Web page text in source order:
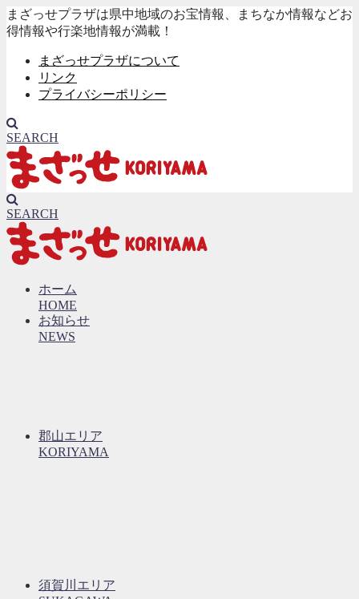
まざっせプラザは県中地域のお宝情報、まちなか情報などお
得情報や行楽地情報が満載！
まざっせプラザについて
リンク
プライバシーポリシー
SEARCH
SEARCH
ホーム
HOME
お知らせ
NEWS
郡山エリア
KORIYAMA
須賀川エリア